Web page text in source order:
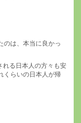
のは、本当に良かっ
る日本人の方々も安
くらいの日本人が帰